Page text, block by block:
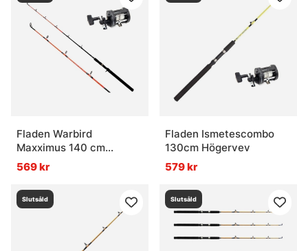
Fladen Warbird
Maxximus 140 cm
Högervev
569 kr
Fladen Ismetescombo
130cm Högervev
579 kr
Slutsåld Slutsåld